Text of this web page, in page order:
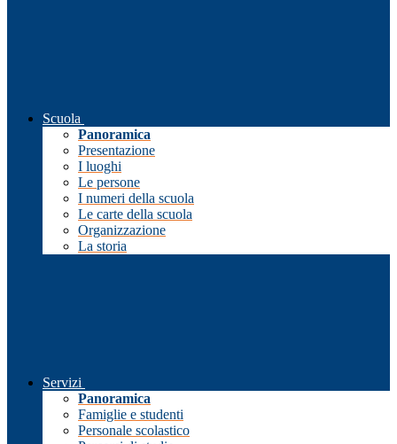
Scuola
Panoramica
Presentazione
I luoghi
Le persone
I numeri della scuola
Le carte della scuola
Organizzazione
La storia
Servizi
Panoramica
Famiglie e studenti
Personale scolastico